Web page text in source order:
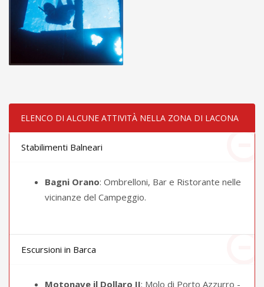
ELENCO DI ALCUNE ATTIVITÀ NELLA ZONA DI LACONA
Stabilimenti Balneari
Bagni Orano: Ombrelloni, Bar e Ristorante nelle
vicinanze del Campeggio.
Escursioni in Barca
Motonave il Dollaro II: Molo di Porto Azzurro -